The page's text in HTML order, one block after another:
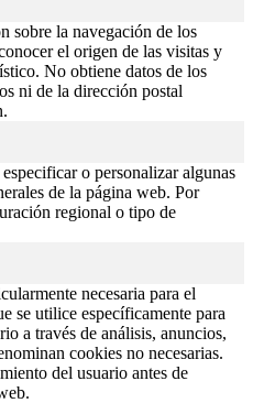
sobre la navegación de los
el origen de las visitas y
No obtiene datos de los
ni de la dirección postal
o personalizar algunas
de la página web. Por
regional o tipo de
necesaria para el
se utilice específicamente para
a través de análisis, anuncios,
cookies no necesarias.
del usuario antes de